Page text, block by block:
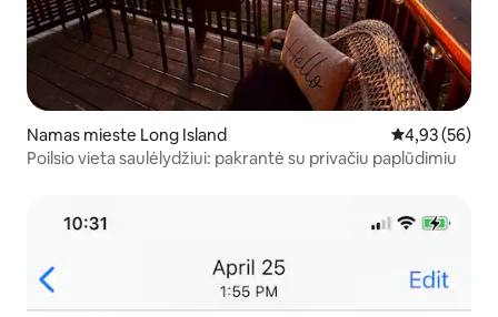
Namas mieste Long Island Vidutinis
4,93 (56)
Poilsio vieta saulėlydžiui: pakrantė su privačiu paplūdimiu